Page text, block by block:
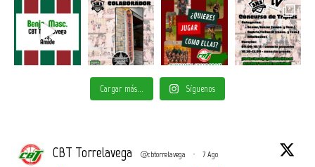
Cargar más... Síguenos
CBT Torrelavega @cbtorrelavega · 7 Ago